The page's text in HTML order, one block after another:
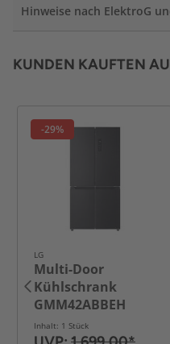
Hinweise nach ElektroG
KUNDEN KAUFTEN
-29%
LG
Multi-Door
Kühlschrank
GMM42ABBEH
Inhalt: 1 Stück